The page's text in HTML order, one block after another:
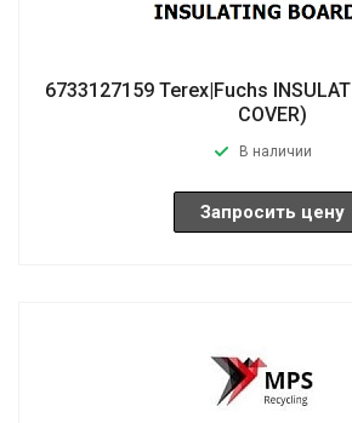
6733127159 Terex|Fuchs
COVER)
В наличии
Запросить цену